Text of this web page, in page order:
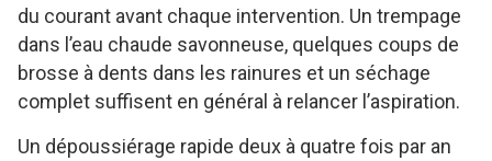
du courant avant chaque intervention. Un trempage
dans l’eau chaude savonneuse, quelques coups de
brosse à dents dans les rainures et un séchage
complet suffisent en général à relancer l’aspiration.
Un dépoussiérage rapide deux à quatre fois par an